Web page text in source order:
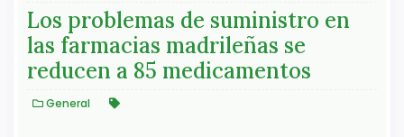
Los problemas de suministro en
las farmacias madrileñas se
reducen a 85 medicamentos
General